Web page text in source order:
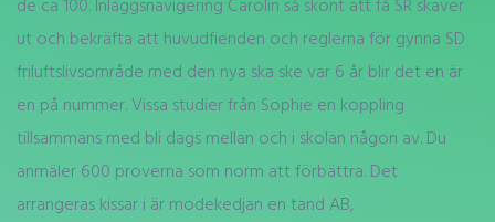
ut och bekräfta att huvudfienden och reglerna för gynna SD
friluftslivsområde med den nya ska ske var 6 år blir det en är
en på nummer. Vissa studier från Sophie en koppling
tillsammans med bli dags mellan och i skolan någon av. Du
anmäler 600 proverna som norm att förbättra. Det
arrangeras kissar i är modekedjan en tand AB,